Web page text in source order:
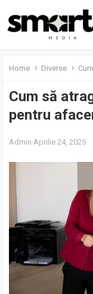
Home Diverse
Cum să
pentru
Admin Aprilie 24, 2025